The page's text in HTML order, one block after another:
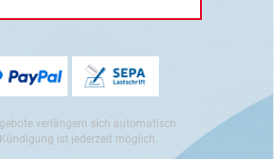
verlängern sich automatisch.
Kündigung ist jederzeit möglich.